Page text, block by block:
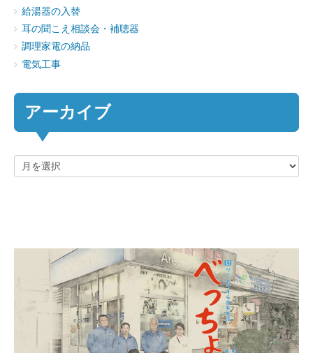
給湯器の入替
耳の聞こえ相談会・補聴器
調理家電の納品
電気工事
アーカイブ